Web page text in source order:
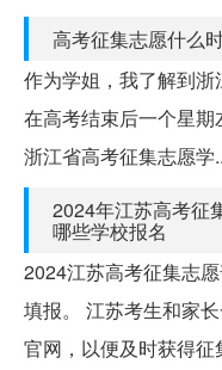
高考征集志愿什么
作为学姐，我了解到
在高考结束后一个星
浙江省高考征集志愿学
2024年江苏高考征
哪些学校报名
2024江苏高考征集志
填报。 江苏考生和家
官网，以便及时获得征